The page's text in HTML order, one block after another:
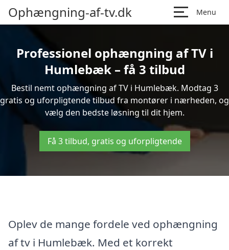
Ophængning-af-tv.dk Menu
Professionel ophængning af TV i
Humlebæk – få 3 tilbud
Bestil nemt ophængning af TV i Humlebæk. Modtag 3
gratis og uforpligtende tilbud fra montører i nærheden, og
vælg den bedste løsning til dit hjem.
Få 3 tilbud, gratis og uforpligtende
Oplev de mange fordele ved ophængning
af tv i Humlebæk. Med et korrekt